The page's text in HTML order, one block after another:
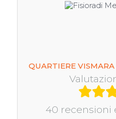
QUARTIERE
40 recensioni